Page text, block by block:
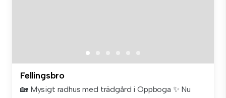
Fellingsbro
🏡 Mysigt radhus med trädgård i Oppboga ✨ Nu